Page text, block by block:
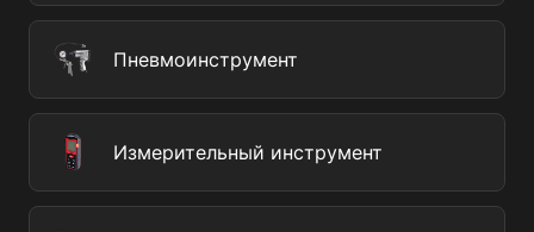
Пневмоинструмент
Измерительный инструмент